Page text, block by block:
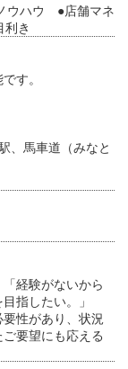
ハウ ●店舗マネ
き
す。
、馬車道（みなと
経験がないから
指したい。」
要性があり、状況
要望にも応える